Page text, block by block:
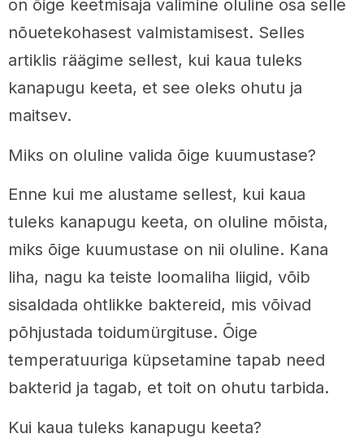
on õige keetmisaja valimine oluline osa selle
nõuetekohasest valmistamisest. Selles
artiklis räägime sellest, kui kaua tuleks
kanapugu keeta, et see oleks ohutu ja
maitsev.
Miks on oluline valida õige kuumustase?
Enne kui me alustame sellest, kui kaua
tuleks kanapugu keeta, on oluline mõista,
miks õige kuumustase on nii oluline. Kana
liha, nagu ka teiste loomaliha liigid, võib
sisaldada ohtlikke baktereid, mis võivad
põhjustada toidumürgituse. Õige
temperatuuriga küpsetamine tapab need
bakterid ja tagab, et toit on ohutu tarbida.
Kui kaua tuleks kanapugu keeta?